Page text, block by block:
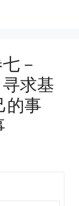
－
求基
的事